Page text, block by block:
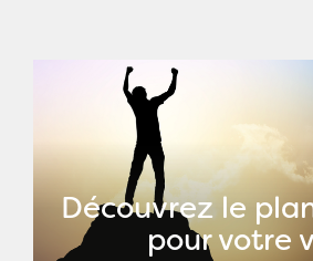
Découvrez le
pour votre